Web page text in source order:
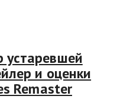
устаревшей
и оценки
Remaster